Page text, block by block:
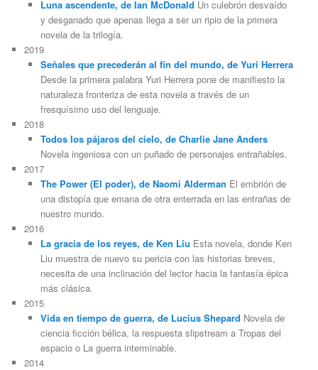
Luna ascendente, de Ian McDonald Un culebrón desvaído
y desganado que apenas llega a ser un ripio de la primera
novela de la trilogía.
2019
Señales que precederán al fin del mundo, de Yuri Herrera
Desde la primera palabra Yuri Herrera pone de manifiesto la
naturaleza fronteriza de esta novela a través de un
fresquísimo uso del lenguaje.
2018
Todos los pájaros del cielo, de Charlie Jane Anders
Novela ingeniosa con un puñado de personajes entrañables.
2017
The Power (El poder), de Naomi Alderman El embrión de
una distopía que emana de otra enterrada en las entrañas de
nuestro mundo.
2016
La gracia de los reyes, de Ken Liu Esta novela, donde Ken
Liu muestra de nuevo su pericia con las historias breves,
necesita de una inclinación del lector hacia la fantasía épica
más clásica.
2015
Vida en tiempo de guerra, de Lucius Shepard Novela de
ciencia ficción bélica, la respuesta slipstream a Tropas del
espacio o La guerra interminable.
2014